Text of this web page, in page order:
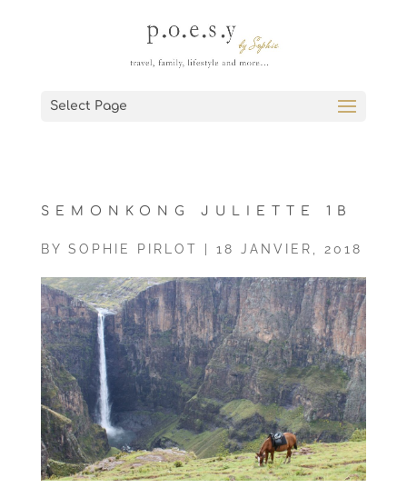
Select Page
SEMONKONG JULIETTE 1B
BY SOPHIE PIRLOT 18 JANVIER, 2018